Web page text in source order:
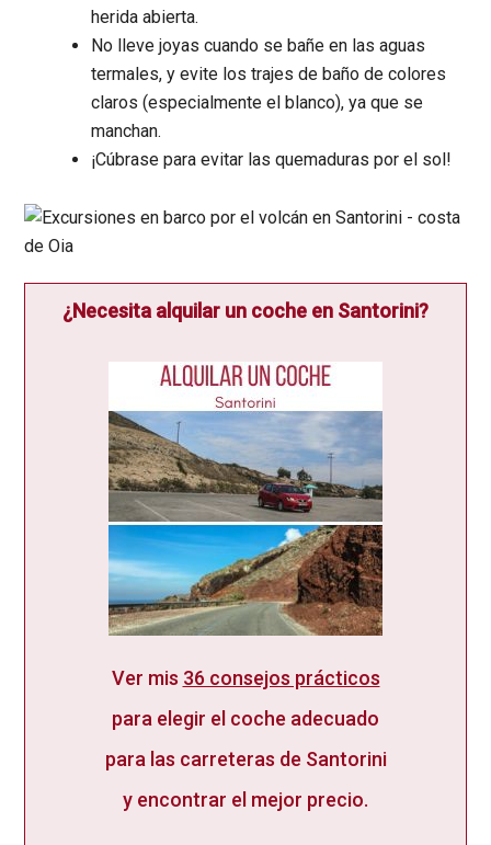
herida abierta.
No lleve joyas cuando se bañe en las aguas
termales, y evite los trajes de baño de colores
claros (especialmente el blanco), ya que se
manchan.
¡Cúbrase para evitar las quemaduras por el sol!
¿Necesita alquilar un coche en Santorini?
Ver mis 36 consejos prácticos
para elegir el coche adecuado
para las carreteras de Santorini
y encontrar el mejor precio.